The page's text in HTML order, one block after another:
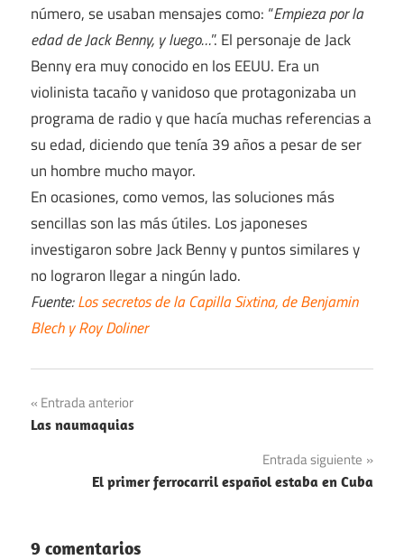
número, se usaban mensajes como: “Empieza por la
edad de Jack Benny, y luego…”. El personaje de Jack
Benny era muy conocido en los EEUU. Era un
violinista tacaño y vanidoso que protagonizaba un
programa de radio y que hacía muchas referencias a
su edad, diciendo que tenía 39 años a pesar de ser
un hombre mucho mayor.
En ocasiones, como vemos, las soluciones más
sencillas son las más útiles. Los japoneses
investigaron sobre Jack Benny y puntos similares y
no lograron llegar a ningún lado.
Fuente:Los secretos de la Capilla Sixtina, de Benjamin
Blech y Roy Doliner
Navegación
de
entradas
Entrada anterior
Las naumaquias
Entrada siguiente
El primer ferrocarril español estaba en Cuba
9 comentarios